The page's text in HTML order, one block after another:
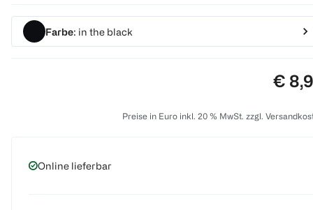
Farbe: in the black
€
Preise in Euro inkl. 20 % MwSt. zzgl.
Online lieferbar